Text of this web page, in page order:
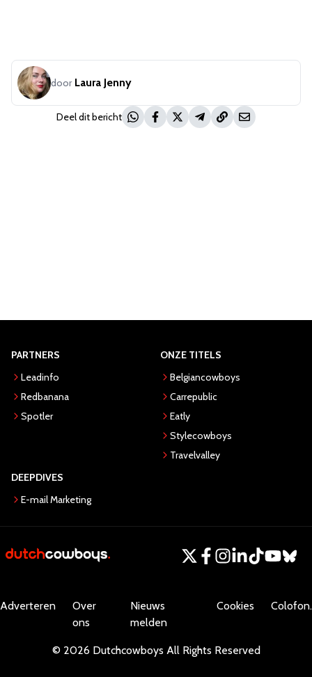
door Laura Jenny
Deel dit bericht
PARTNERS
Leadinfo
Redbanana
Spotler
ONZE TITELS
Belgiancowboys
Carrepublic
Eatly
Stylecowboys
Travelvalley
DEEPDIVES
E-mail Marketing
Adverteren
Over
ons
Nieuws
melden
Cookies Colofon.
© 2026 Dutchcowboys All Rights Reserved